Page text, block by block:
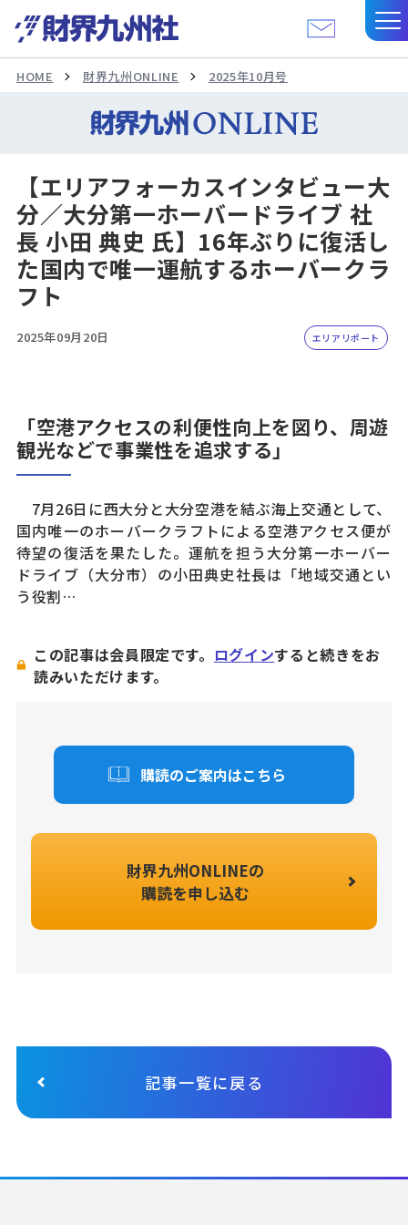
HOME 財界九州ONLINE 2025年10月号
【エリアフォーカスインタビュー大
分／大分第一ホーバードライブ 社
長 小田 典史 氏】16年ぶりに復活し
た国内で唯一運航するホーバークラ
フト
2025年09月20日 エリアリポート
「空港アクセスの利便性向上を図り、周遊
観光などで事業性を追求する」
7月26日に西大分と大分空港を結ぶ海上交通として、
国内唯一のホーバークラフトによる空港アクセス便が
待望の復活を果たした。運航を担う大分第一ホーバー
ドライブ（大分市）の小田典史社長は「地域交通とい
う役割…
この記事は会員限定です。 ログインすると続きをお
読みいただけます。
購読のご案内はこちら
財界九州ONLINEの
購読を申し込む
記事一覧に戻る